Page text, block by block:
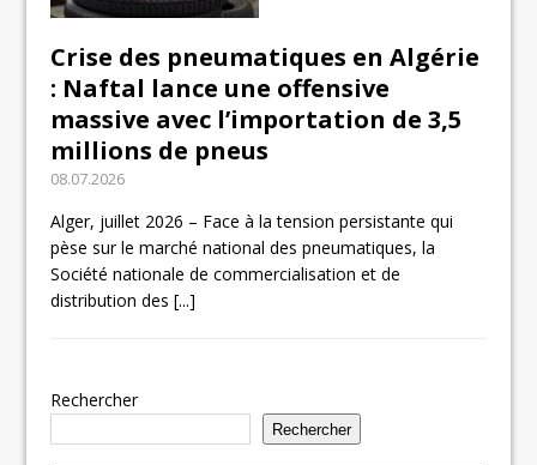
Crise des pneumatiques en Algérie
: Naftal lance une offensive
massive avec l’importation de 3,5
millions de pneus
08.07.2026
Alger, juillet 2026 – Face à la tension persistante qui
pèse sur le marché national des pneumatiques, la
Société nationale de commercialisation et de
distribution des[...]
Rechercher
Rechercher